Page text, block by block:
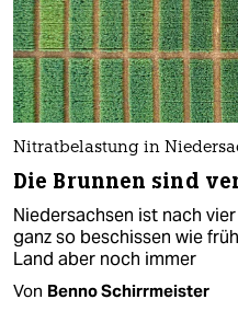
Nitratbelastung in
Die Brunnen sind
Niedersachsen ist nach
ganz so beschissen wie
Land aber noch immer
Von Benno Schirrmeister